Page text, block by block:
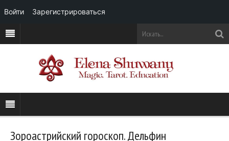
Зороастрийский гороскоп. Дельфин
Войти Зарегистрироваться